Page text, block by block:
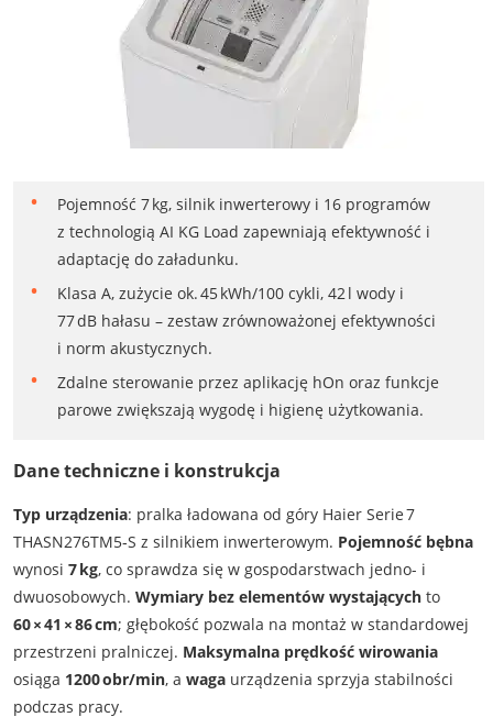
Pojemność 7 kg, silnik inwerterowy i 16 programów
z technologią AI KG Load zapewniają efektywność i
adaptację do załadunku.
Klasa A, zużycie ok. 45 kWh/100 cykli, 42 l wody i
77 dB hałasu – zestaw zrównoważonej efektywności
i norm akustycznych.
Zdalne sterowanie przez aplikację hOn oraz funkcje
parowe zwiększają wygodę i higienę użytkowania.
Dane techniczne i konstrukcja
Typ urządzenia: pralka ładowana od góry Haier Serie 7
THASN276TM5‑S z silnikiem inwerterowym. Pojemność bębna
wynosi 7 kg, co sprawdza się w gospodarstwach jedno- i
dwuosobowych. Wymiary bez elementów wystającychto
60 × 41 × 86 cm; głębokość pozwala na montaż w standardowej
przestrzeni pralniczej. Maksymalna prędkość wirowania
osiąga 1200 obr/min, a wagaurządzenia sprzyja stabilności
podczas pracy.